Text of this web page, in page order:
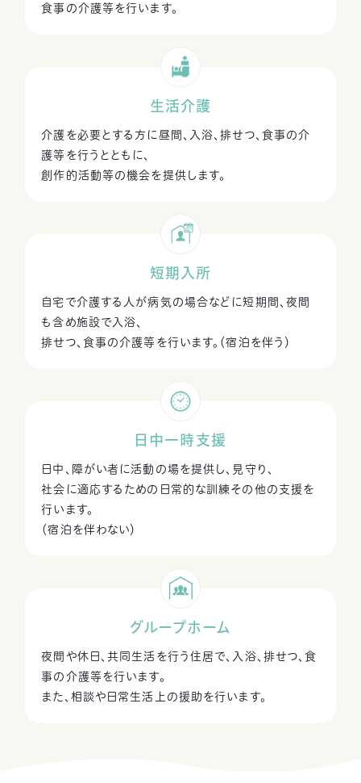
食事の介護等を行います。
生活介護
介護を必要とする方に昼間、入浴、排せつ、食事の介
護等を行うとともに、
創作的活動等の機会を提供します。
短期入所
自宅で介護する人が病気の場合などに短期間、夜間
も含め施設で入浴、
排せつ、食事の介護等を行います。（宿泊を伴う）
日中一時支援
日中、障がい者に活動の場を提供し、見守り、
社会に適応するための日常的な訓練その他の支援を
行います。
（宿泊を伴わない）
グループホーム
夜間や休日、共同生活を行う住居で、入浴、排せつ、食
事の介護等を行います。
また、相談や日常生活上の援助を行います。